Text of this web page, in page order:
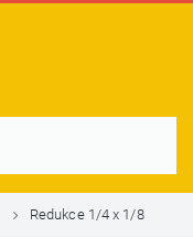
Redukce 1/4 x 1/8